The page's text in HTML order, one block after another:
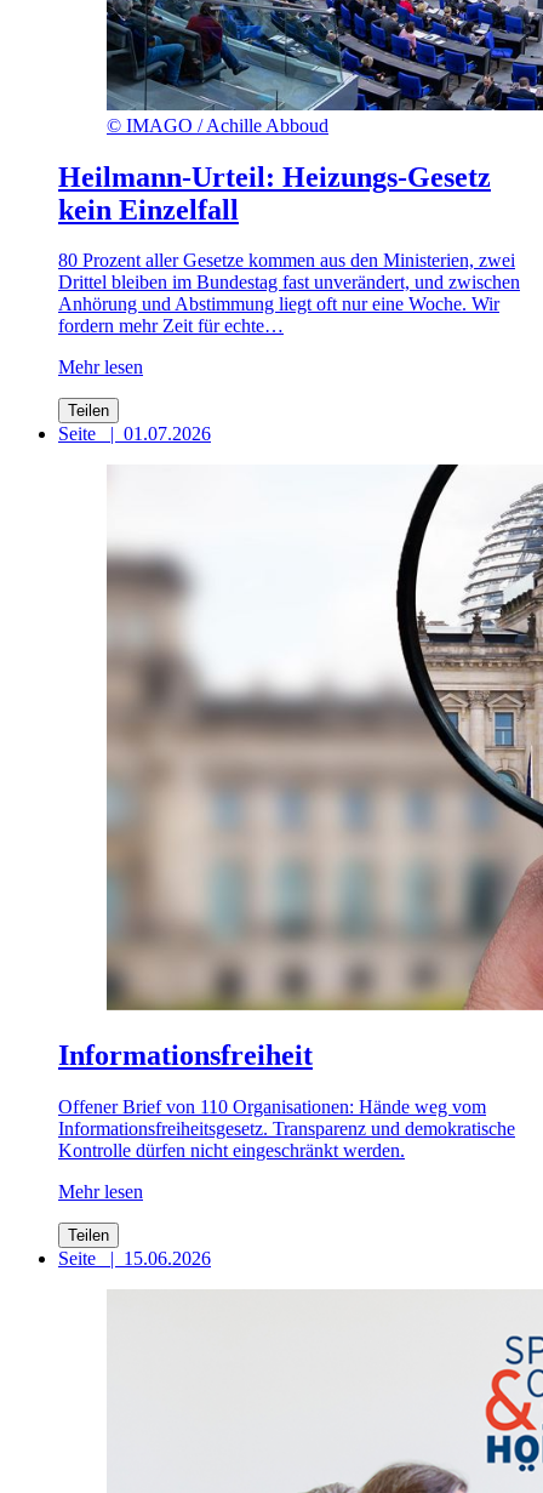
© IMAGO / Achille Abboud
Heilmann-Urteil: Heizungs-Gesetz
kein Einzelfall
80 Prozent aller Gesetze kommen aus den Ministerien, zwei
Drittel bleiben im Bundestag fast unverändert, und zwischen
Anhörung und Abstimmung liegt oft nur eine Woche. Wir
fordern mehr Zeit für echte…
Mehr lesen
Teilen
Seite | 01.07.2026
Informationsfreiheit
Offener Brief von 110 Organisationen: Hände weg vom
Informationsfreiheitsgesetz. Transparenz und demokratische
Kontrolle dürfen nicht eingeschränkt werden.
Mehr lesen
Teilen
Seite | 15.06.2026